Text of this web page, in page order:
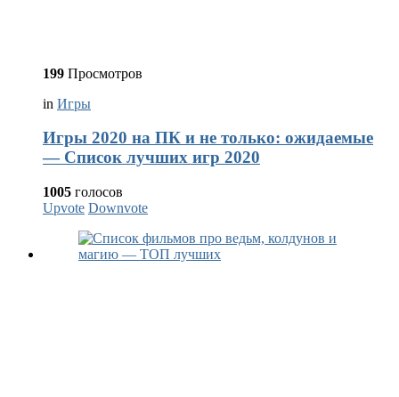
199 Просмотров
in Игры
Игры 2020 на ПК и не только: ожидаемые
— Список лучших игр 2020
1005 голосов
Upvote Downvote